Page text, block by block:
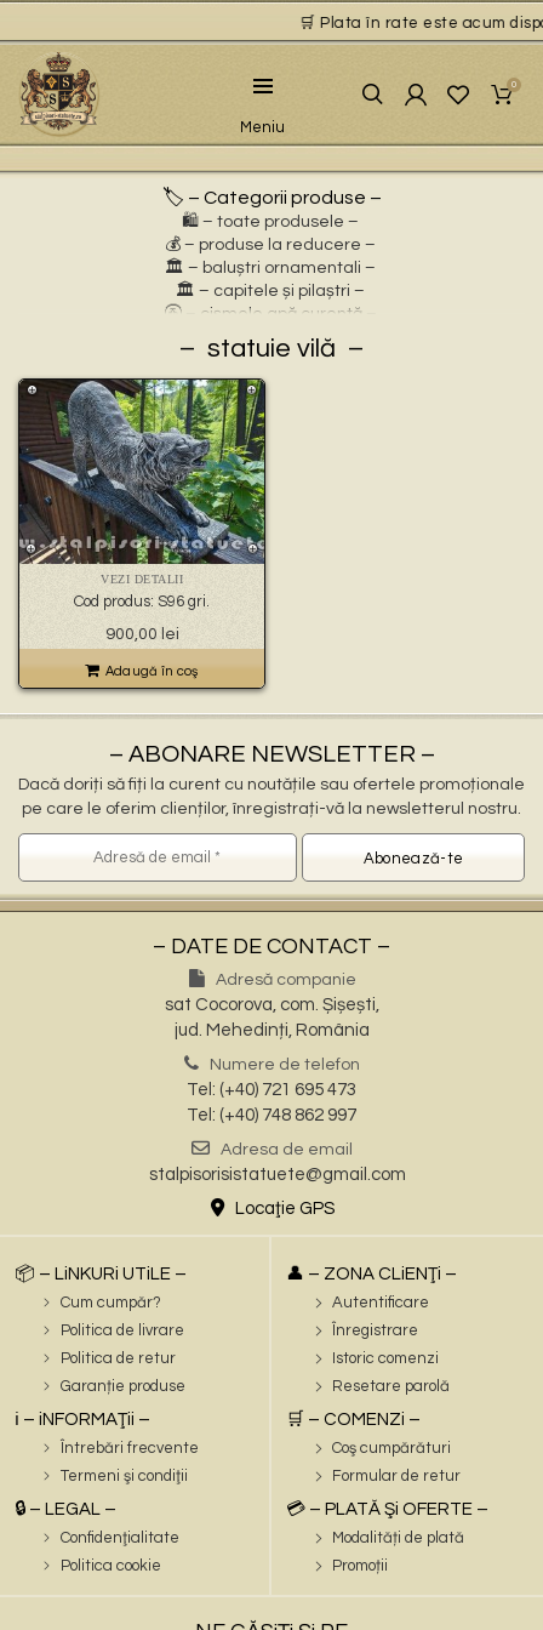
🛒 Plata în rate este acum
Meniu
0
🏷️ – Categorii produse –
🛍️ – toate produsele –
💰 – produse la reducere –
🏛 – baluștri ornamentali –
🏛 – capitele și pilaștri –
🚰 – cișmele apă curentă –
⛲ – fântâni arteziene –
🎀 – idei de cadouri –
🪴 – jardiniere cu personaje –
🌸 – jardiniere pentru flori –
🏗 – socluri și stative –
🦌 – statuete animale sălbatice –
🐕 – statuete animale domestice –
🧘 – statuete buddha –
🧺 – statuete cu coșulețe –
🐉 – statuete gargoyles –
👼 – statuete religioase și îngerași –
🦜 – statuete păsări –
💧 – statuete pentru fântâni –
🍄 – statuete pitici și troli –
🏺 – vaze pentru flori –
statuie vilă
VEZI DETALII
Cod produs: S96 gri.
900,00 lei
Adaugă în coş
– ABONARE NEWSLETTER –
Dacă doriți să fiți la curent cu noutățile sau ofertele promoționale
pe care le oferim clienților, înregistrați-vă la newsletterul nostru.
– DATE DE CONTACT –
Adresă companie
sat Cocorova, com. Șișești,
jud. Mehedinți, România
Numere de telefon
Tel: (+40) 721 695 473
Tel: (+40) 748 862 997
Adresa de email
stalpisorisistatuete@gmail.com
Locaţie GPS
📦 – LiNKURi UTiLE –
Cum cumpăr?
Politica de livrare
Politica de retur
Garanție produse
ℹ️ – iNFORMAŢii –
Întrebări frecvente
Termeni şi condiţii
🔒 – LEGAL –
Confidenţialitate
Politica cookie
👤 – ZONA CLiENŢi –
Autentificare
Înregistrare
Istoric comenzi
Resetare parolă
🛒 – COMENZi –
Coş cumpărături
Formular de retur
💳 – PLATĂ Şi OFERTE –
Modalități de plată
Promoții